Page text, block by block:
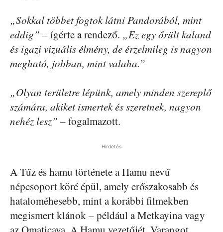
„Sokkal többet fogtok látni Pandorából, mint
eddig” – ígérte a rendező. „Ez egy őrült kaland
és igazi vizuális élmény, de érzelmileg is nagyon
megható, jobban, mint valaha.”
„Olyan területre lépünk, amely minden szereplő
számára, akiket ismertek és szeretnek, nagyon
nehéz lesz” – fogalmazott.
Hirdetés
A Tűz és hamu története a Hamu nevű
népcsoport köré épül, amely erőszakosabb és
hataloméhesebb, mint a korábbi filmekben
megismert klánok – például a Metkayina vagy